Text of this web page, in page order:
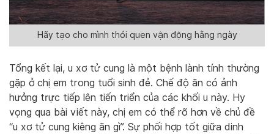
Hãy tạo cho mình thói quen vận động hằng ngày
Tổng kết lại, u xơ tử cung là một bệnh lành tính thường
gặp ở chị em trong tuổi sinh đẻ. Chế độ ăn có ảnh
hưởng trực tiếp lên tiến triển của các khối u này. Hy
vọng qua bài viết này, chị em có thể rõ hơn về chủ đề
“u xơ tử cung kiêng ăn gì”. Sự phối hợp tốt giữa dinh